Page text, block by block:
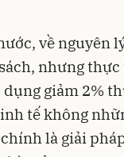
về nguyên
nhưng thực
giảm 2%
tế không
là giải